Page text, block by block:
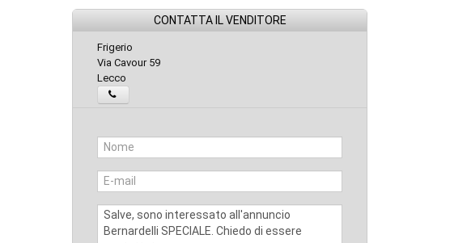
CONTATTA IL VENDITORE
Frigerio
Via Cavour 59
Lecco